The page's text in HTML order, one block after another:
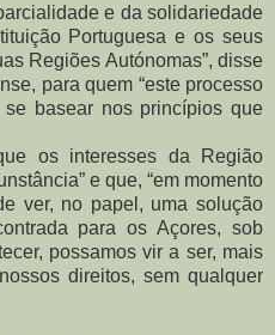
e da solidariedade
Portuguesa e os seus
Regiões Autónomas”, disse
para quem “este processo
basear nos princípios que
os interesses da Região
e que, “em momento
ver, no papel, uma solução
para os Açores, sob
possamos vir a ser, mais
direitos, sem qualquer